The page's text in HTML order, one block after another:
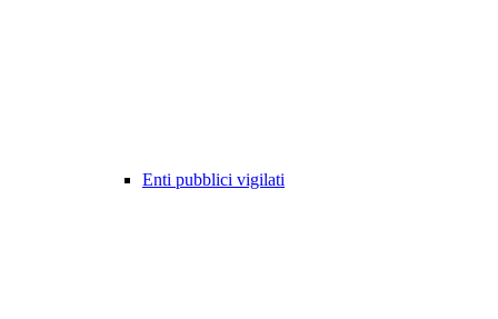
Enti pubblici vigilati